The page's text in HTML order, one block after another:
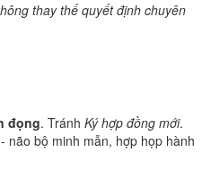
thay thế quyết định chuyên
đọng. Tránh Ký hợp đồng mới.
não bộ minh mẫn, hợp họp hành